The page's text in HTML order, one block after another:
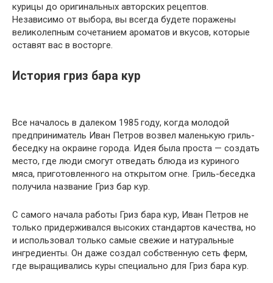
курицы до оригинальных авторских рецептов.
Независимо от выбора, вы всегда будете поражены
великолепным сочетанием ароматов и вкусов, которые
оставят вас в восторге.
История гриз бара кур
Все началось в далеком 1985 году, когда молодой
предприниматель Иван Петров возвел маленькую гриль-
беседку на окраине города. Идея была проста — создать
место, где люди смогут отведать блюда из куриного
мяса, приготовленного на открытом огне. Гриль-беседка
получила название Гриз бар кур.
С самого начала работы Гриз бара кур, Иван Петров не
только придерживался высоких стандартов качества, но
и использовал только самые свежие и натуральные
ингредиенты. Он даже создал собственную сеть ферм,
где выращивались куры специально для Гриз бара кур.